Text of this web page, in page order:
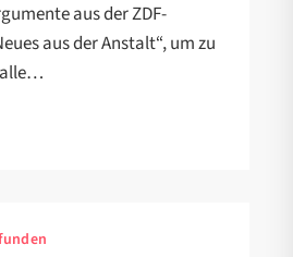
aus der ZDF-
aus der Anstalt“, um zu
alle…